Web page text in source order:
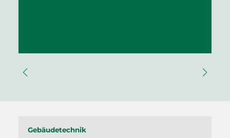
Gebäudetechnik